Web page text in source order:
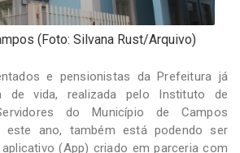
(Foto: Silvana Rust/Arquivo)
e pensionistas da Prefeitura já
de vida, realizada pelo Instituto de
do Município de Campos
este ano, também está podendo ser
(App) criado em parceria com